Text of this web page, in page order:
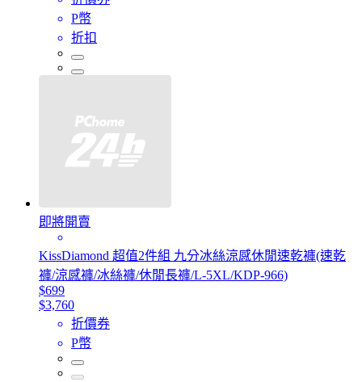
P幣
折扣
即將開賣
KissDiamond 超值2件組 九分冰絲涼感休閒速乾褲(速乾
褲/涼感褲/冰絲褲/休閒長褲/L-5XL/KDP-966)
$699
$3,760
折價券
P幣